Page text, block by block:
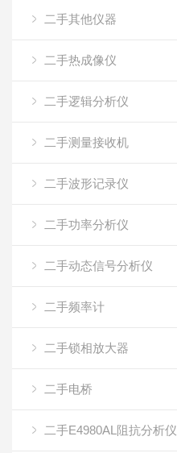
二手其他仪器
二手热成像仪
二手逻辑分析仪
二手测量接收机
二手波形记录仪
二手功率分析仪
二手动态信号分析仪
二手频率计
二手锁相放大器
二手电桥
二手E4980AL阻抗分析仪